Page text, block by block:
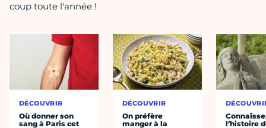
coup toute l'année !
DÉCOUVRIR
Où donner son
sang à Paris cet
DÉCOUVRIR
On préfère
manger à la
l’histoire